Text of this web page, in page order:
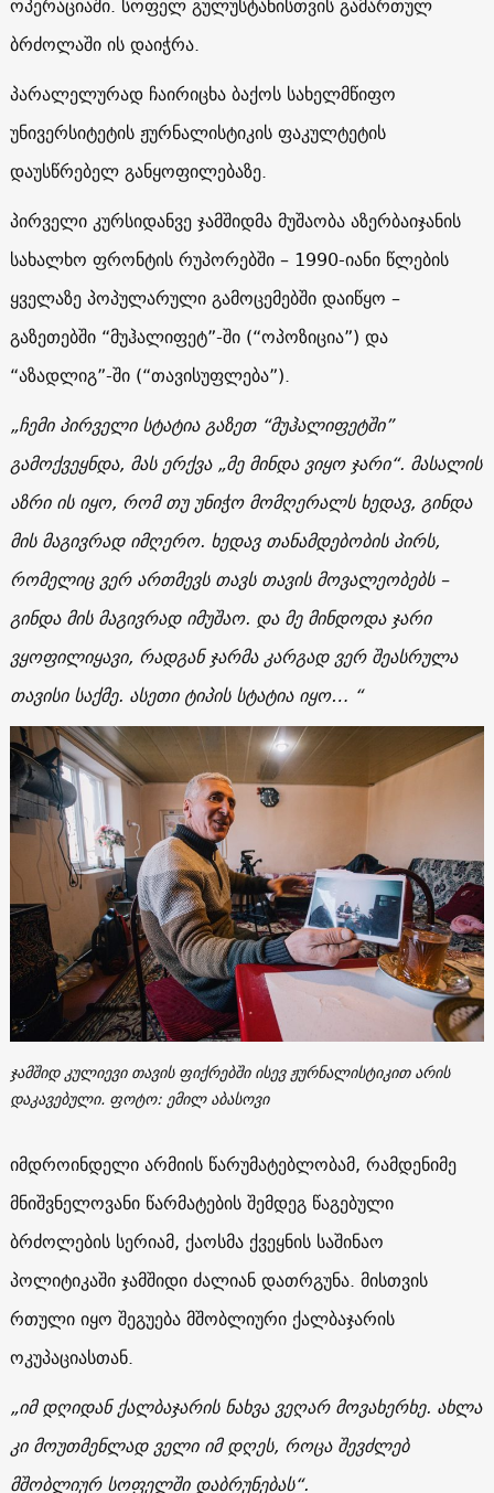
ბრძოლაში ის დაიჭრა.
პარალელურად ჩაირიცხა ბაქოს სახელმწიფო
უნივერსიტეტის ჟურნალისტიკის ფაკულტეტის
დაუსწრებელ განყოფილებაზე.
პირველი კურსიდანვე ჯამშიდმა მუშაობა აზერბაიჯანის
სახალხო ფრონტის რუპორებში – 1990-იანი წლების
ყველაზე პოპულარული გამოცემებში დაიწყო –
გაზეთებში “მუჰალიფეტ”-ში (“ოპოზიცია”) და
“აზადლიგ”-ში (“თავისუფლება”).
„ჩემი პირველი სტატიაგაზეთ“მუჰალიფეტში”
გამოქვეყნდა, მასერქვა„მე მინდავიყო ჯარი“. მასალის
აზრი ის იყო, რომ თუუნიჭო მომღერალს ხედავ, გინდა
მის მაგივრად იმღერო. ხედავ თანამდებობის პირს,
რომელიცვერ ართმევს თავს თავის მოვალეობებს–
გინდა მის მაგივრად იმუშაო. და მე მინდოდა ჯარი
ვყოფილიყავი, რადგან ჯარმაკარგადვერ შეასრულა
თავისი საქმე. ასეთი ტიპის სტატია იყო… “
ჯამშიდ კულიევი თავის ფიქრებში ისევ ჟურნალისტიკით არის
დაკავებული. ფოტო: ემილ აბასოვი
იმდროინდელი არმიის წარუმატებლობამ, რამდენიმე
მნიშვნელოვანი წარმატების შემდეგ წაგებული
ბრძოლების სერიამ, ქაოსმა ქვეყნის საშინაო
პოლიტიკაში ჯამშიდი ძალიან დათრგუნა. მისთვის
რთული იყო შეგუება მშობლიური ქალბაჯარის
ოკუპაციასთან.
„იმ დღიდანქალბაჯარის ნახვავეღარ მოვახერხე. ახლა
კი მოუთმენლადველი იმ დღეს, როცა შევძლებ
მშობლიურ სოფელში დაბრუნებას“.